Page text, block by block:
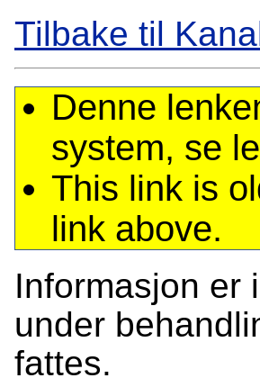
Tilbake til
Denne
system, se
This link is
link above.
Informasjon er
under
fattes.